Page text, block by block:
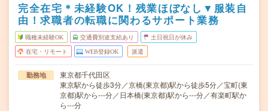
完全在宅＊未経験OK！残業ほぼなし▼服装自
由！求職者の転職に関わるサポート業務
職種未経験OK 交通費別途支給あり 土日祝日が休み
在宅・リモート WEB登録OK 派遣
勤務地
東京都千代田区
東京駅から徒歩3分／京橋(東京都)駅から徒歩5分／宝町(東
京都)駅から---分／日本橋(東京都)駅から---分／有楽町駅か
ら---分